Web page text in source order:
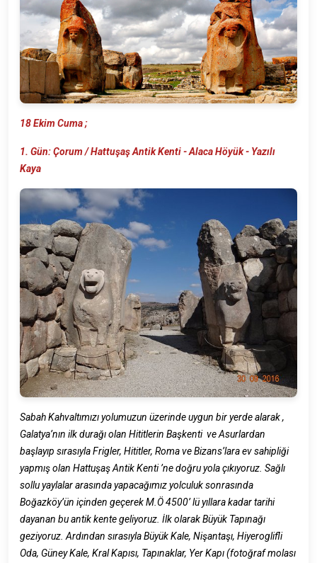
18 Ekim Cuma ;
1. Gün: Çorum / Hattuşaş Antik Kenti - Alaca Höyük - Yazılı
Kaya
Sabah Kahvaltımızı yolumuzun üzerinde uygun bir yerde alarak ,
Galatya’nın ilk durağı olan Hititlerin Başkenti ve Asurlardan
başlayıp sırasıyla Frigler, Hititler, Roma ve Bizans’lara ev sahipliği
yapmış olan Hattuşaş Antik Kenti ’ne doğru yola çıkıyoruz. Sağlı
sollu yaylalar arasında yapacağımız yolculuk sonrasında
Boğazköy’ün içinden geçerek M.Ö 4500’ lü yıllara kadar tarihi
dayanan bu antik kente geliyoruz. İlk olarak Büyük Tapınağı
geziyoruz. Ardından sırasıyla Büyük Kale, Nişantaşı, Hiyeroglifli
Oda, Güney Kale, Kral Kapısı, Tapınaklar, Yer Kapı (fotoğraf molası